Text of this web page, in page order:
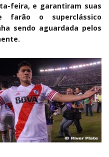
feira, e garantiram suas
farão o superclássico
sendo aguardada pelos